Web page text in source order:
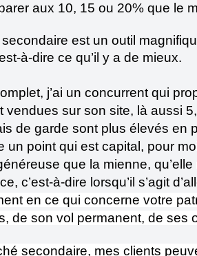
aux 10, 15 ou 20% que le
est un outil
à-dire ce qu’il y a de mieux.
j’ai un concurrent qui
vendues sur son site, là aussi
de garde sont plus élevés en
un point qui est capital, pour
que la mienne,
c’est-à-dire lorsqu’il s’agit
en ce qui concerne votre
de son vol permanent, de ses
secondaire, mes clients